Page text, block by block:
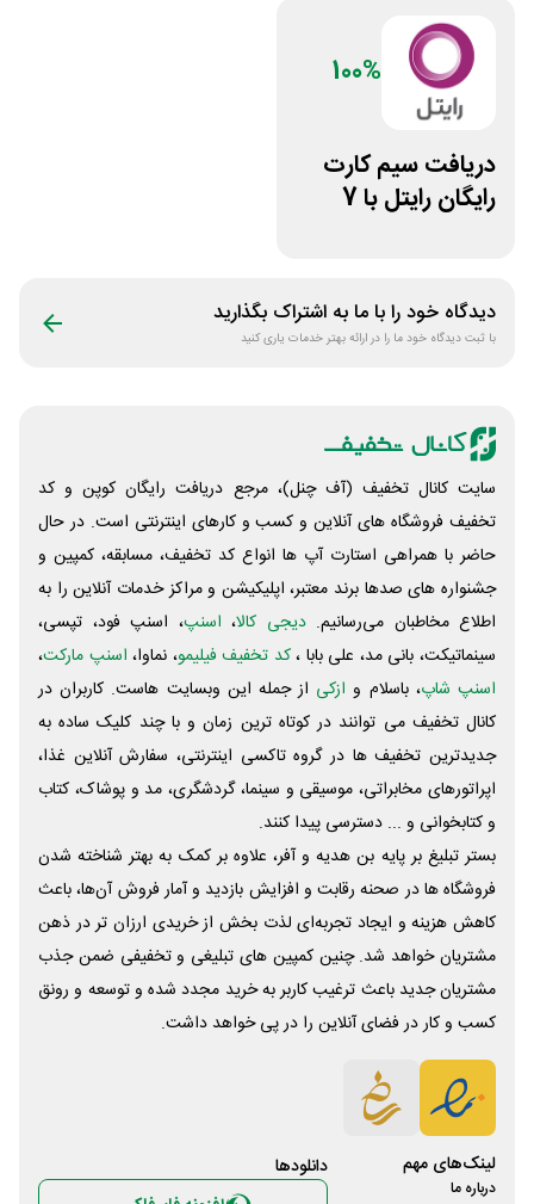
100%
دریافت سیم کارت
رایگان رایتل با 7
دیدگاه خود را با ما به اشتراک بگذارید
با ثبت دیدگاه خود ما را در ارائه بهتر خدمات یاری کنید
سایت کانال تخفیف (آف چنل)، مرجع دریافت رایگان کوپن و کد
تخفیف فروشگاه های آنلاین و کسب و‌ کارهای اینترنتی است. در حال
حاضر با همراهی استارت آپ ها انواع کد تخفیف، مسابقه، کمپین و
جشنواره های صدها برند معتبر، اپلیکیشن و مراکز خدمات آنلاین را به
اطلاع مخاطبان می‌رسانیم. دیجی کالا، اسنپ، اسنپ فود، تپسی،
سینماتیکت، بانی مد، علی‌ بابا ،کد تخفیف فیلیمو، نماوا، اسنپ مارکت،
اسنپ شاپ، باسلام و ازکی از جمله این وبسایت ‌هاست. کاربران در
کانال تخفیف می توانند در کوتاه ترین زمان و با چند کلیک ساده به
جدیدترین تخفیف ها در گروه تاکسی اینترنتی، سفارش آنلاین غذا،
اپراتورهای مخابراتی، موسیقی و سینما، گردشگری، مد و پوشاک، کتاب
و کتابخوانی و ... دسترسی پیدا کنند.
بستر تبلیغ بر پایه بن هدیه و آفر، علاوه بر کمک به بهتر شناخته شدن
فروشگاه ها در صحنه رقابت و افزایش بازدید و آمار فروش آن‌ها، باعث
کاهش هزینه و ایجاد تجربه‌ای لذت بخش از خریدی ارزان تر در ذهن
مشتریان خواهد شد. چنین کمپین های تبلیغی و تخفیفی ضمن جذب
مشتریان جدید باعث ترغیب کاربر به خرید مجدد شده و توسعه و رونق
کسب و کار در فضای آنلاین را در پی خواهد داشت.
لینک‌های مهم
درباره ما
دانلود‌ها